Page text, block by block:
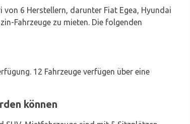
6 Herstellern, darunter Fiat Egea, Hyundai
Fahrzeuge zu mieten. Die folgenden
12 Fahrzeuge verfügen über eine
können